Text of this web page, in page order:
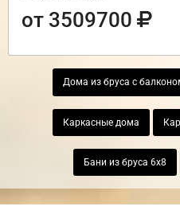
от 3509700
Дома из бруса с
Каркасные дома
Бани из бруса 6х8